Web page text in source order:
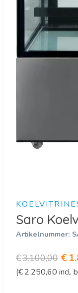
Saro
Artikelnummer:
€3.100,00 €
(€2.250,60 incl.